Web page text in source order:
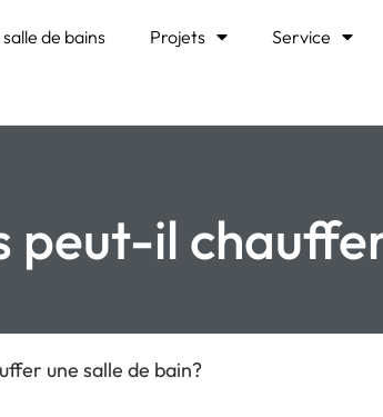
de bains Projets Service
peut-il
une salle de bain?